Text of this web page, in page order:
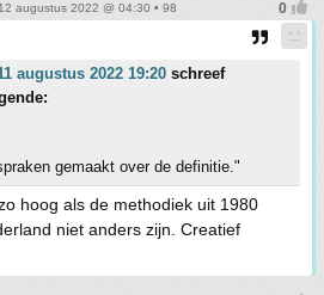
augustus 2022 @ 04:30 • 98
augustus 2022 19:20 schreef
gemaakt over de definitie."
hoog als de methodiek uit 1980
niet anders zijn. Creatief